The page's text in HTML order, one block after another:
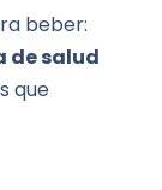
beber:
de salud
que